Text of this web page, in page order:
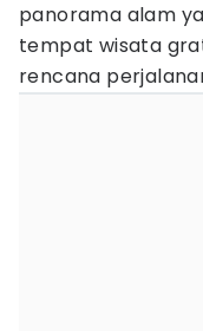
panorama alam
tempat wisata
rencana